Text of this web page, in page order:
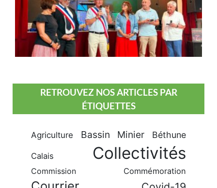
RETROUVEZ NOS ARTICLES PAR
ÉTIQUETTES
Agriculture Bassin Minier Béthune
Calais Collectivités
Commission Commémoration